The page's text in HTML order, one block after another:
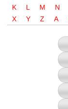
K
L M N
X
Y Z А